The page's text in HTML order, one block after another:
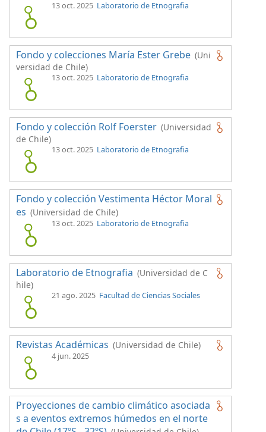
13 oct. 2025 Laboratorio de Etnografia
Fondo y colecciones María Ester Grebe (Uni
versidad de Chile)
13 oct. 2025 Laboratorio de Etnografia
Fondo y colección Rolf Foerster (Universidad
de Chile)
13 oct. 2025 Laboratorio de Etnografia
Fondo y colección Vestimenta Héctor Moral
es (Universidad de Chile)
13 oct. 2025 Laboratorio de Etnografia
Laboratorio de Etnografia (Universidad de C
hile)
21 ago. 2025 Facultad de Ciencias Sociales
Revistas Académicas (Universidad de Chile)
4 jun. 2025
Proyecciones de cambio climático asociada
s a eventos extremos húmedos en el norte